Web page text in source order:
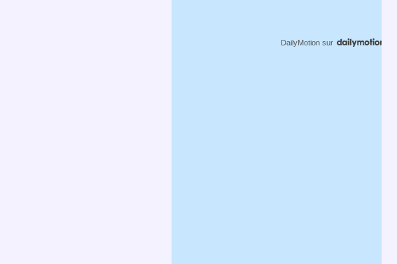
DailyMotion sur